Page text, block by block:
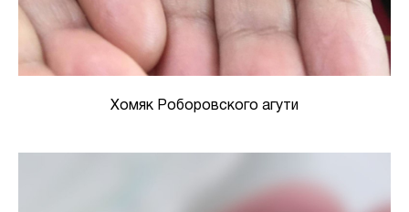
Хомяк Роборовского агути